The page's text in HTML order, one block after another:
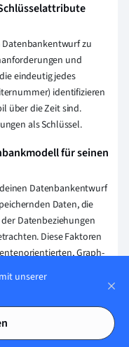
zu
und
eindeutig jedes
identifizieren
über die Zeit sind.
als Schlüssel.
für seinen
Datenbankentwurf
Daten, die
Datenbeziehungen
Diese Faktoren
Graph-
beim
das
unserer